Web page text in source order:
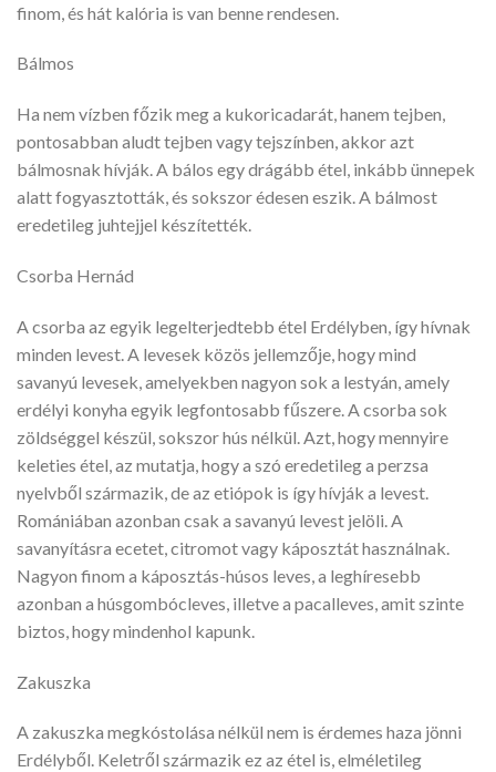
finom, és hát kalória is van benne rendesen.
Bálmos
Ha nem vízben főzik meg a kukoricadarát, hanem tejben,
pontosabban aludt tejben vagy tejszínben, akkor azt
bálmosnak hívják. A bálos egy drágább étel, inkább ünnepek
alatt fogyasztották, és sokszor édesen eszik. A bálmost
eredetileg juhtejjel készítették.
Csorba Hernád
A csorba az egyik legelterjedtebb étel Erdélyben, így hívnak
minden levest. A levesek közös jellemzője, hogy mind
savanyú levesek, amelyekben nagyon sok a lestyán, amely
erdélyi konyha egyik legfontosabb fűszere. A csorba sok
zöldséggel készül, sokszor hús nélkül. Azt, hogy mennyire
keleties étel, az mutatja, hogy a szó eredetileg a perzsa
nyelvből származik, de az etiópok is így hívják a levest.
Romániában azonban csak a savanyú levest jelöli. A
savanyításra ecetet, citromot vagy káposztát használnak.
Nagyon finom a káposztás-húsos leves, a leghíresebb
azonban a húsgombócleves, illetve a pacalleves, amit szinte
biztos, hogy mindenhol kapunk.
Zakuszka
A zakuszka megkóstolása nélkül nem is érdemes haza jönni
Erdélyből. Keletről származik ez az étel is, elméletileg